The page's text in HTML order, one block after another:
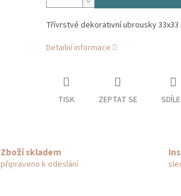
Třívrstvé dekorativní ubrousky 33x33
Detailní informace
TISK ZEPTAT SE
Zboží skladem
připraveno k odeslání